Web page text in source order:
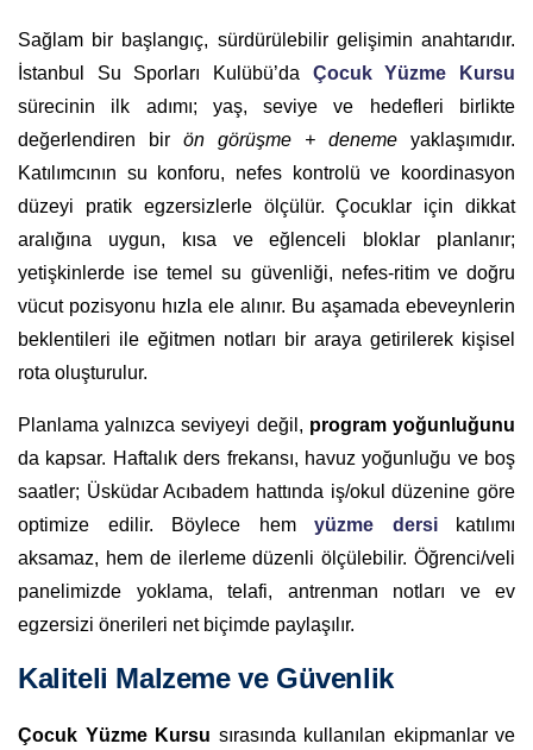
Sağlam bir başlangıç, sürdürülebilir gelişimin anahtarıdır.
İstanbul Su Sporları Kulübü’da Çocuk Yüzme Kursu
sürecinin ilk adımı; yaş, seviye ve hedefleri birlikte
değerlendiren bir ön görüşme + deneme yaklaşımıdır.
Katılımcının su konforu, nefes kontrolü ve koordinasyon
düzeyi pratik egzersizlerle ölçülür. Çocuklar için dikkat
aralığına uygun, kısa ve eğlenceli bloklar planlanır;
yetişkinlerde ise temel su güvenliği, nefes-ritim ve doğru
vücut pozisyonu hızla ele alınır. Bu aşamada ebeveynlerin
beklentileri ile eğitmen notları bir araya getirilerek kişisel
rota oluşturulur.
Planlama yalnızca seviyeyi değil, program yoğunluğunu
da kapsar. Haftalık ders frekansı, havuz yoğunluğu ve boş
saatler; Üsküdar Acıbadem hattında iş/okul düzenine göre
optimize edilir. Böylece hem yüzme dersikatılımı
aksamaz, hem de ilerleme düzenli ölçülebilir. Öğrenci/veli
panelimizde yoklama, telafi, antrenman notları ve ev
egzersizi önerileri net biçimde paylaşılır.
Kaliteli Malzeme ve Güvenlik
Çocuk Yüzme Kursu sırasında kullanılan ekipmanlar ve